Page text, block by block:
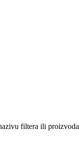
filtera ili proizvoda